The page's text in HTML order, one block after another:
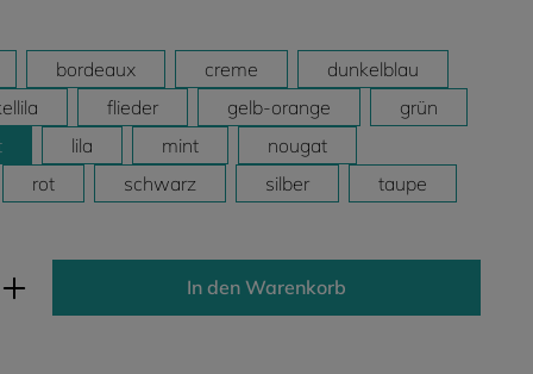
bordeaux creme
dunkelblau
flieder gelb-orange
grün
lila mint
nougat
rot schwarz silber
taupe
den gewünschten Wert ein oder
In den Warenkorb